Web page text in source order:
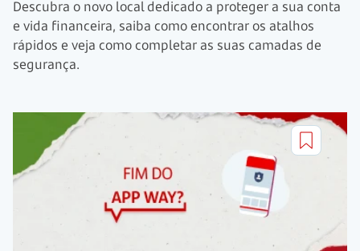
Descubra o novo local dedicado a proteger a sua conta
e vida financeira, saiba como encontrar os atalhos
rápidos e veja como completar as suas camadas de
segurança.